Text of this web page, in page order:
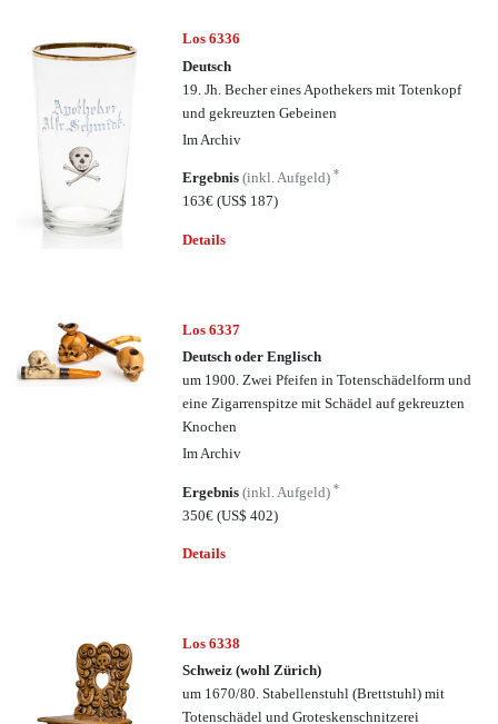
Los 6336
Deutsch
19. Jh. Becher eines Apothekers mit Totenkopf
und gekreuzten Gebeinen
Im Archiv
Ergebnis(inkl. Aufgeld)*
163€(US$ 187)
Details
Los 6337
Deutsch oder Englisch
um 1900. Zwei Pfeifen in Totenschädelform und
eine Zigarrenspitze mit Schädel auf gekreuzten
Knochen
Im Archiv
Ergebnis(inkl. Aufgeld)*
350€(US$ 402)
Details
Los 6338
Schweiz (wohl Zürich)
um 1670/80. Stabellenstuhl (Brettstuhl) mit
Totenschädel und Groteskenschnitzerei